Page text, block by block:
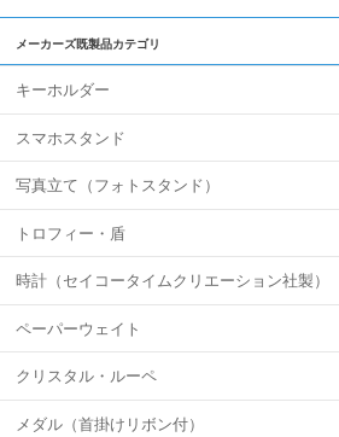
メーカーズ既製品カテゴリ
キーホルダー
スマホスタンド
写真立て（フォトスタンド）
トロフィー・盾
時計（セイコータイムクリエーション社製）
ペーパーウェイト
クリスタル・ルーペ
メダル（首掛けリボン付）